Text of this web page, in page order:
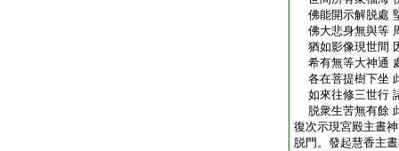
佛能開示解脱處
佛大悲身無與等
猶如影像現世間
希有無等大神通
各在菩提樹下坐
如來往修三世行
脱衆生苦無有餘
復次示現宮殿主晝
脱門。發起慧香主